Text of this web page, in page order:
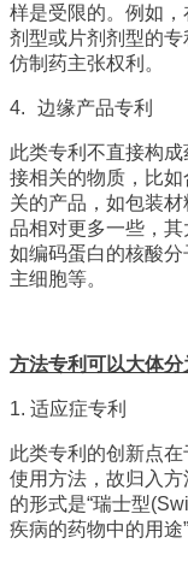
样是受限的。例如
剂型或片剂剂型的
仿制药主张权利。
4. 边缘产品专利
此类专利不直接构
接相关的物质，比
关的产品，如包装
品相对更多一些，
如编码蛋白的核酸
主细胞等。
方法专利可以大体分
1. 适应症专利
此类专利的创新点
使用方法，故归入
的形式是“瑞士型
疾病的药物中的用途